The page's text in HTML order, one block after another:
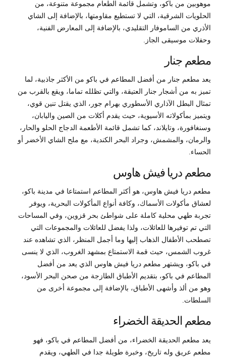
موهوبين من باكو، وتشمل قائمة الطعام مجموعة متنوعة، من
الحلويات الشرقية، التي لا تستطيع مقاومتها، بالإضافة إلى الشاي
الأذري من الساموفار التقليدي، بالإضافة إلى المعارض الفنية،
وحفلات موسيقى الجاز.
مطعم جنار
يعد مطعم جنار من أفضل المطاعم في باكو من الأكثر جاذبية، لما
تميز به من أشجار جنار العتيقة، والتي تظلله تماما، ويقع بالقرب من
تمثال البطل الآذاري الأسطوري بهرام جور، الذي يقتل تنين قوي،
ويتميز بمأكولاته الأسيوية، حيث يقدم أكلات من الصين واليابان،
وسنغافورة، وتايلاند، كما تشمل قائمة الأطعمة الدجاج الحلو والحار،
والرمان، والمشمش، وجراد البحر الكندية، مع ملح الشاي الأخضر أو
الحساء.
مطعم دريا فيش هاوس
مطعم دريا فيش هاوس، هو أكثر المطاعم استمتاعا في مدينة باكو،
لعشاق مأكولات الأسماك، وكافة أنواع المأكولات البحرية، ويوفر
تجربة طهي محلية كاملة على شواطئ بحر قزوين، وفي المساحات
التي تم توفيرها للعائلات، ولذا يفضل للعائلات والمجموعات التي
تصطحب الأطفال الذهاب إليها وما أجمل المنظر، الذي تشاهده عند
غروب الشمس، حيث قمة الاستمتاع بمشهد الغروب، الذي لا ينسى
في باكو، ويشتهر مطعم دريا فيش هاوس الذي يعد من أفضل
المطاعم في باكو، بتقديم الأطباق الطازجة من صحن البحر الأسود،
وهو من ألذ وأشهى الأطباق، بالإضافة إلى مجموعة أخرى من
السلطات.
مطعم الحديقة الخضراء
يعد مطعم الحديقة الخضراء، من أفضل المطاعم في باكو، فهو
مطعم عريق وله تاريخ، وخبرة طويلة جدا في الطهي، ويقدم